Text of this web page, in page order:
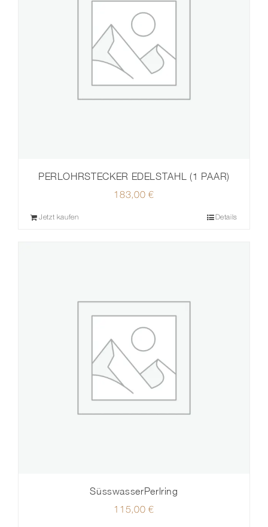
PERLOHRSTECKER EDELSTAHL (1 PAAR)
183,00 €
Jetzt kaufen Details
SüsswasserPerlring
115,00 €